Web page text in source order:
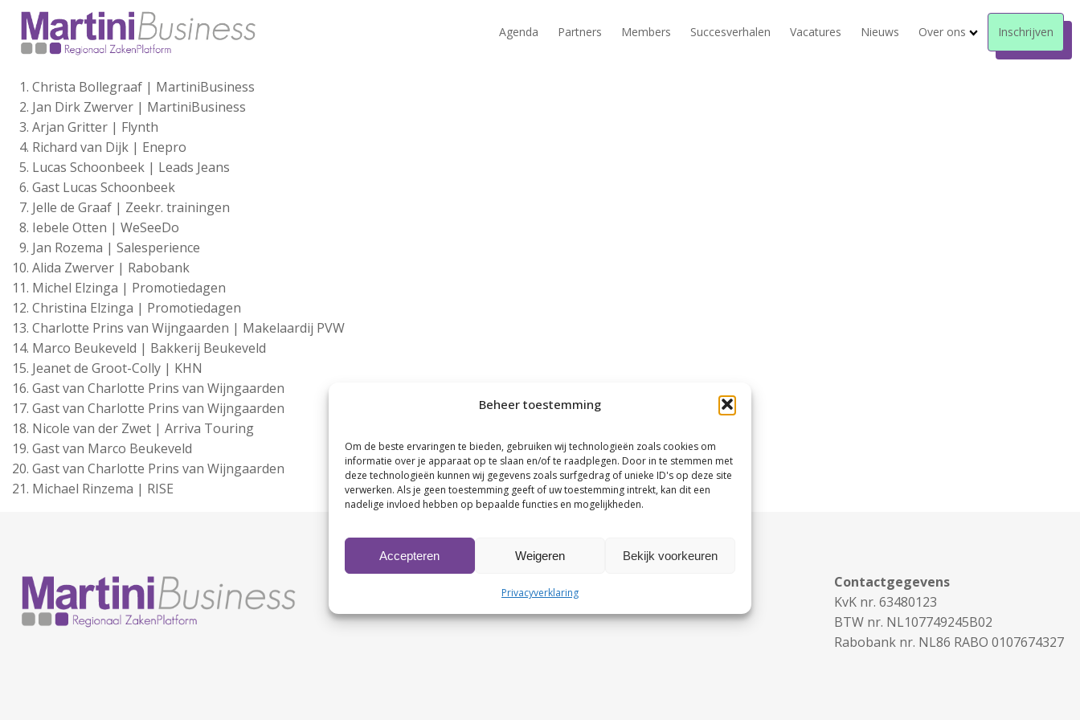
Beheer toestemming
Om de beste ervaringen te bieden, gebruiken wij technologieën zoals cookies om
informatie over je apparaat op te slaan en/of te raadplegen. Door in te stemmen met
deze technologieën kunnen wij gegevens zoals surfgedrag of unieke ID's op deze site
verwerken. Als je geen toestemming geeft of uw toestemming intrekt, kan dit een
nadelige invloed hebben op bepaalde functies en mogelijkheden.
Accepteren Weigeren Bekijk voorkeuren
Privacyverklaring
Agenda Partners Members Succesverhalen Vacatures Nieuws Over ons Inschrijven
Christa Bollegraaf | MartiniBusiness
Jan Dirk Zwerver | MartiniBusiness
Arjan Gritter | Flynth
Richard van Dijk | Enepro
Lucas Schoonbeek | Leads Jeans
Gast Lucas Schoonbeek
Jelle de Graaf | Zeekr. trainingen
Iebele Otten | WeSeeDo
Jan Rozema | Salesperience
Alida Zwerver | Rabobank
Michel Elzinga | Promotiedagen
Christina Elzinga | Promotiedagen
Charlotte Prins van Wijngaarden | Makelaardij PVW
Marco Beukeveld | Bakkerij Beukeveld
Jeanet de Groot-Colly | KHN
Gast van Charlotte Prins van Wijngaarden
Gast van Charlotte Prins van Wijngaarden
Nicole van der Zwet | Arriva Touring
Gast van Marco Beukeveld
Gast van Charlotte Prins van Wijngaarden
Michael Rinzema | RISE
Contactgegevens
KvK nr. 63480123
BTW nr. NL107749245B02
Rabobank nr. NL86 RABO 0107674327